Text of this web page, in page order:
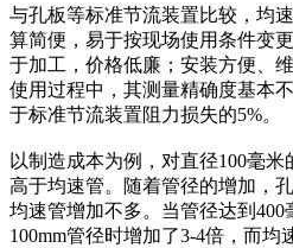
与孔板等标准节流装置比较，均
算简便，易于按现场使用条件变
于加工，价格低廉；安装方便、
使用过程中，其测量精确度基本
于标准节流装置阻力损失的5%。
以制造成本为例，对直径100毫
高于均速管。随着管径的增加，
均速管增加不多。当管径达到
100mm管径时增加了3-4倍，而均